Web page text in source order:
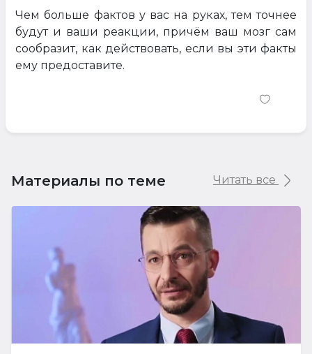
Чем больше фактов у вас на руках, тем точнее
будут и ваши реакции, причём ваш мозг сам
сообразит, как действовать, если вы эти факты
ему предоставите.
Материалы по теме Читать все